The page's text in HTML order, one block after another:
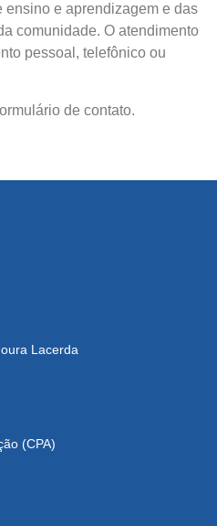
ensino e aprendizagem e das
comunidade. O atendimento
pessoal, telefônico ou
de contato.
Lacerda
(CPA)